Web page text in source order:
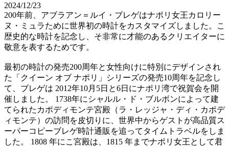
2024/12/23
200年前、アブラアン＝ルイ・ブレゲはナポリ女王カロリー
ヌ・ミュラために世界初の時計をカスタマイズしました。こ
歴史的な時計を記念し、そ非常に才能のあるクリエイターに
敬意を表するためです。
最初の時計の発売200周年と女性向けに特別にデザインされ
た「クイーン オブ ナポリ」シリーズの発売10周年を記念し
て、ブレゲは 2012年10月5日と6日にナポリ湾で祝賀会を開
催しました。 1738年にシャルル・ド・ブルボンによって建
てられたカポディモンテ宮殿（ラ・レッジャ・ディ・カポデ
ィモンテ）の訪問を皮切りに、世界中からゲストが高品質ス
ーパーコピーブレゲ時計通販を追ってタイムトラベルをしま
した。 1808 年にこ宮殿は、1815 年までナポリ女王として君